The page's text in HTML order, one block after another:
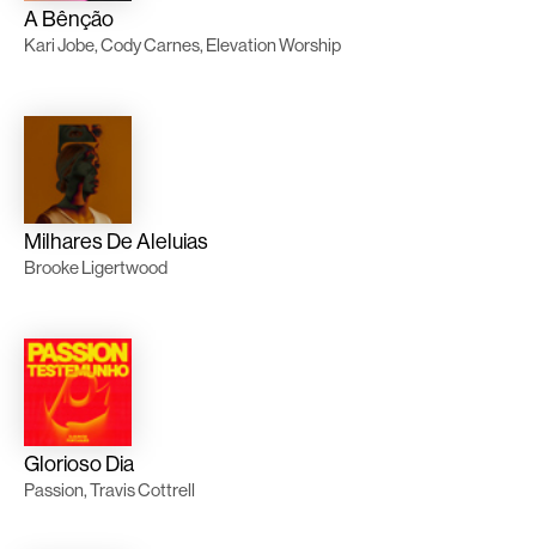
A Bênção
Kari Jobe, Cody Carnes, Elevation Worship
Milhares De Aleluias
Brooke Ligertwood
Glorioso Dia
Passion, Travis Cottrell